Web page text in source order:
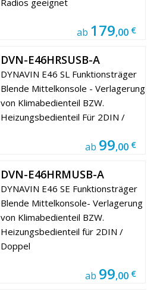
Radios geeignet
ab 179,00 €
DVN-E46HRSUSB-A
DYNAVIN E46 SL Funktionsträger
Blende Mittelkonsole - Verlagerung
von Klimabedienteil BZW.
Heizungsbedienteil Für 2DIN /
ab 99,00 €
DVN-E46HRMUSB-A
DYNAVIN E46 SE Funktionsträger
Blende Mittelkonsole- Verlagerung
von Klimabedienteil BZW.
Heizungsbedienteil für 2DIN /
Doppel
ab 99,00 €